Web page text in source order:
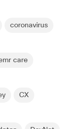
coronavirus
care
CX